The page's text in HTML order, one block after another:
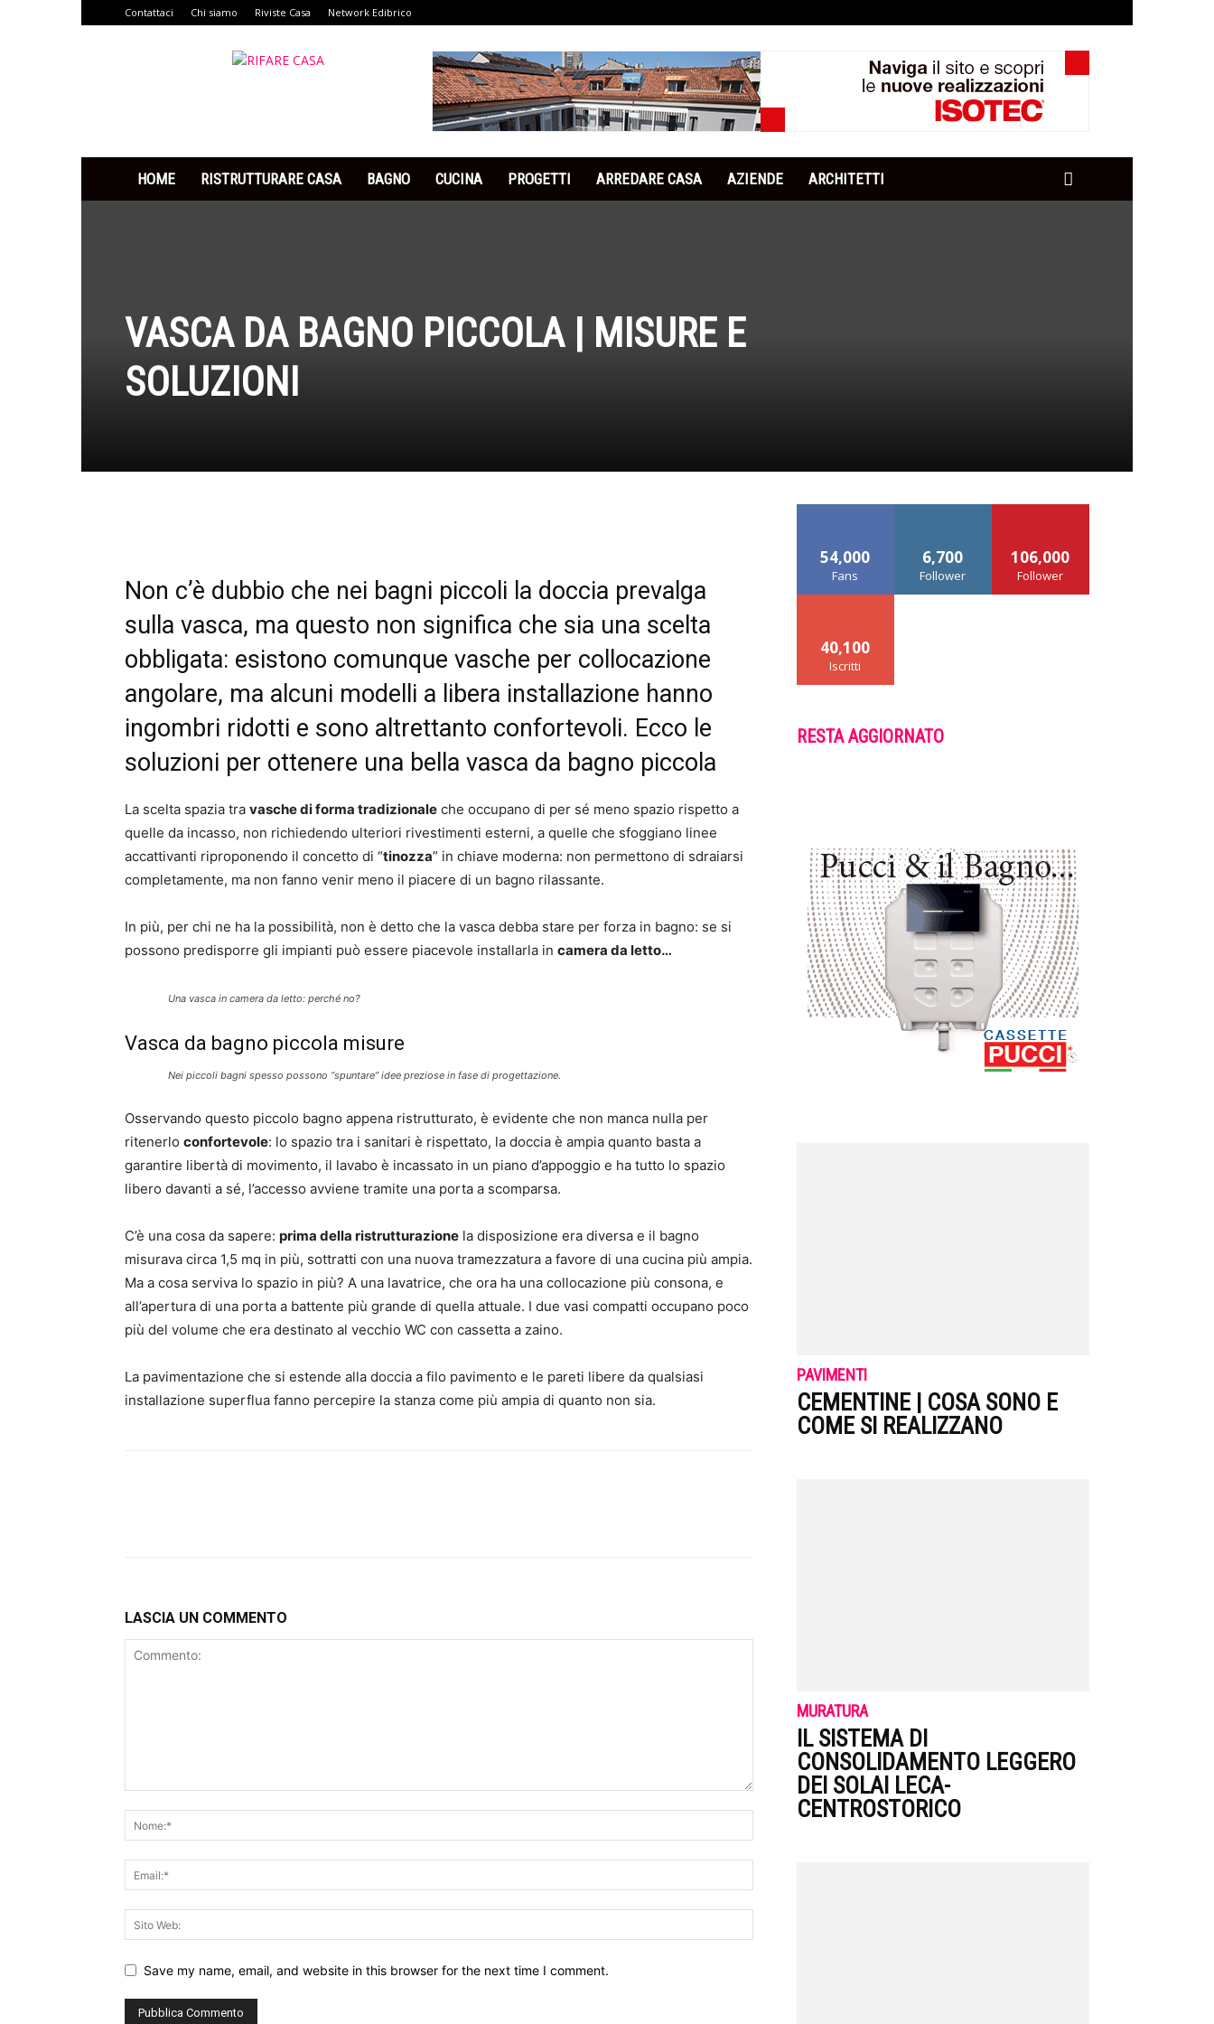
Contattaci Chi siamo Riviste Casa Network Edibrico
HOME RISTRUTTURARE CASA BAGNO CUCINA PROGETTI ARREDARE CASA AZIENDE ARCHITETTI
VASCA DA BAGNO PICCOLA | MISURE E
SOLUZIONI
Non c’è dubbio che nei bagni piccoli la doccia prevalga
sulla vasca, ma questo non significa che sia una scelta
obbligata: esistono comunque vasche per collocazione
angolare, ma alcuni modelli a libera installazione hanno
ingombri ridotti e sono altrettanto confortevoli. Ecco le
soluzioni per ottenere una bella vasca da bagno piccola
La scelta spazia tra vasche di forma tradizionale che occupano di per sé meno spazio rispetto a
quelle da incasso, non richiedendo ulteriori rivestimenti esterni, a quelle che sfoggiano linee
accattivanti riproponendo il concetto di “tinozza” in chiave moderna: non permettono di sdraiarsi
completamente, ma non fanno venir meno il piacere di un bagno rilassante.
In più, per chi ne ha la possibilità, non è detto che la vasca debba stare per forza in bagno: se si
possono predisporre gli impianti può essere piacevole installarla in camera da letto…
Una vasca in camera da letto: perché no?
Vasca da bagno piccola misure
Nei piccoli bagni spesso possono “spuntare” idee preziose in fase di progettazione.
Osservando questo piccolo bagno appena ristrutturato, è evidente che non manca nulla per
ritenerlo confortevole: lo spazio tra i sanitari è rispettato, la doccia è ampia quanto basta a
garantire libertà di movimento, il lavabo è incassato in un piano d’appoggio e ha tutto lo spazio
libero davanti a sé, l’accesso avviene tramite una porta a scomparsa.
C’è una cosa da sapere: prima della ristrutturazione la disposizione era diversa e il bagno
misurava circa 1,5 mq in più, sottratti con una nuova tramezzatura a favore di una cucina più ampia.
Ma a cosa serviva lo spazio in più? A una lavatrice, che ora ha una collocazione più consona, e
all’apertura di una porta a battente più grande di quella attuale. I due vasi compatti occupano poco
più del volume che era destinato al vecchio WC con cassetta a zaino.
La pavimentazione che si estende alla doccia a filo pavimento e le pareti libere da qualsiasi
installazione superflua fanno percepire la stanza come più ampia di quanto non sia.
LASCIA UN COMMENTO
Save my name, email, and website in this browser for the next time I comment.
54,000
Fans
6,700
Follower
106,000
Follower
40,100
Iscritti
RESTA AGGIORNATO
PAVIMENTI
CEMENTINE | COSA SONO E
COME SI REALIZZANO
MURATURA
IL SISTEMA DI
CONSOLIDAMENTO LEGGERO
DEI SOLAI LECA-
CENTROSTORICO